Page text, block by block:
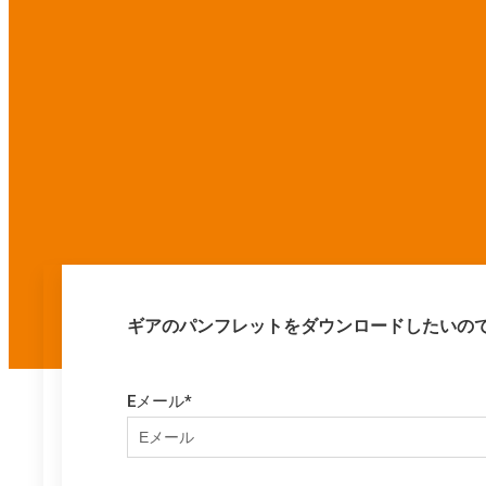
ギアのパンフレットをダウンロードしたいの
Eメール*